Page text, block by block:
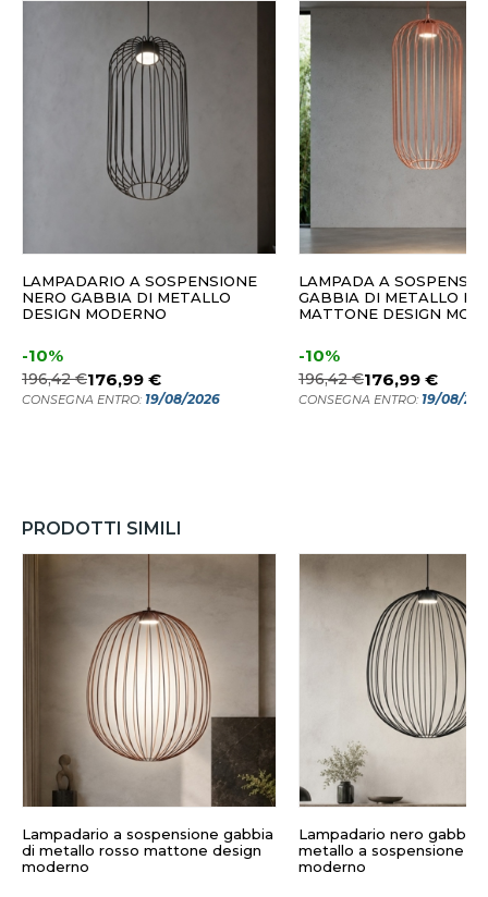
LAMPADARIO A SOSPENSIONE
NERO GABBIA DI METALLO
DESIGN MODERNO
-10%
196,42 €176,99 €
CONSEGNA ENTRO: 19/08/2026
LAMPADA A
GABBIA DI METALLO
MATTONE DESIGN
-10%
196,42 €176,99 €
CONSEGNA ENTRO: 19/08/
PRODOTTI SIMILI
Lampadario a sospensione gabbia
di metallo rosso mattone design
moderno
Lampadario nero gabbia
metallo a sospensione
moderno